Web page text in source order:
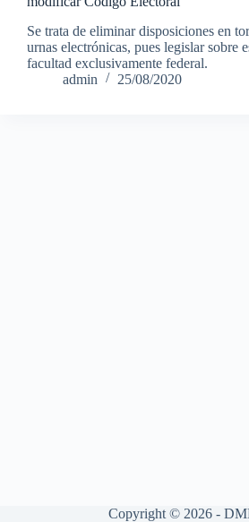
Se trata de eliminar disposiciones en
urnas electrónicas, pues legislar sobre
facultad exclusivamente federal.
admin
25/08/2020
Copyright © 2026 -